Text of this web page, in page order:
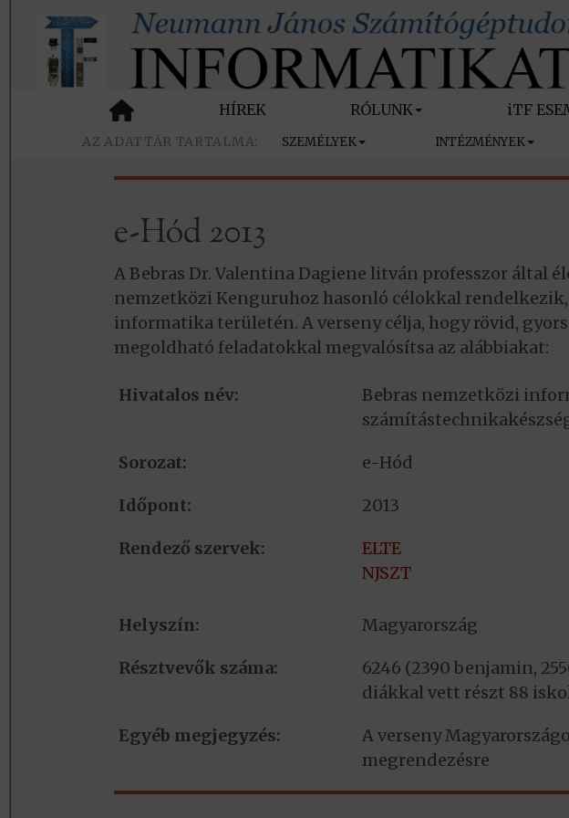
HÍREK RÓLUNK iTF
SZEMÉLYEK INTÉZMÉNYEK
e-Hód 2013
A Bebras Dr. Valentina Dagiene litván professzor által
nemzetközi Kenguruhoz hasonló célokkal
informatika területén. A verseny célja, hogy rövid,
megoldható feladatokkal megvalósítsa az alábbiakat:
Hivatalos név:
Bebras nemzetközi
Sorozat: e-Hód
Időpont: 2013
Rendező szervek:
ELTE
NJSZT
Helyszín: Magyarország
Résztvevők száma:
6246 (2390 benjamin,
diákkal vett részt 88
Egyéb megjegyzés:
A verseny
megrendezésre